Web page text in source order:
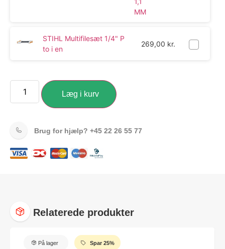
MM
STIHL Multifilesæt 1/4" P
to i en
269,00 kr.
Læg i kurv
Brug for hjælp? +45 22 26 55 77
Relaterede produkter
På lager Spar 25%